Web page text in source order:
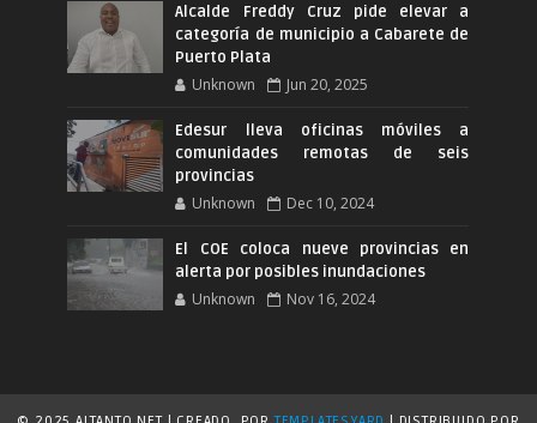
Alcalde Freddy Cruz pide elevar a
categoría de municipio a Cabarete de
Puerto Plata
Unknown Jun 20, 2025
Edesur lleva oficinas móviles a
comunidades remotas de seis
provincias
Unknown Dec 10, 2024
El COE coloca nueve provincias en
alerta por posibles inundaciones
Unknown Nov 16, 2024